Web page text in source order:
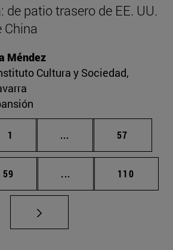
patio trasero de EE. UU.
China
Méndez
Cultura y Sociedad,
Página
1 ... Páginas intermedias
Página
57
Página
59 ... Páginas intermedias
Página
110